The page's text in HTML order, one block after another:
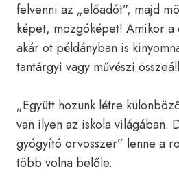
felvenni az „előadót”, majd
képet, mozgóképet! Amikor a
akár öt példányban is
tantárgyi vagy művészi
„Együtt hozunk létre
van ilyen az iskola világában.
gyógyító orvosszer” lenne a
több volna belőle.